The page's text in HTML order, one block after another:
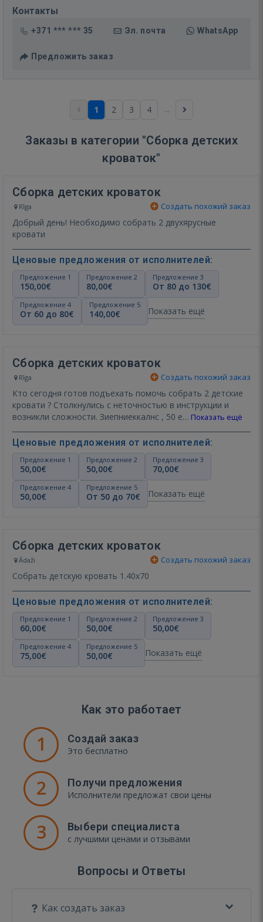
Контакты
+371 *** *** 35 Эл. почта WhatsApp
Предложить заказ
1 2 3 4 ...
Заказы в категории "Сборка детских
кроваток"
Сборка детских кроваток
Rīga Создать похожий заказ
Добрый день! Необходимо собрать 2 двухярусные
кровати
Ценовые предложения от исполнителей:
Предложение 1
150,00€
Предложение 2
80,00€
Предложение 3
От 80 до 130€
Предложение 4
От 60 до 80€
Предложение 5
140,00€ Показать ещё
Сборка детских кроваток
Rīga Создать похожий заказ
Кто сегодня готов подъехать помочь собрать 2 детские
кровати ? Столкнулись с неточностью в инструкции и
возникли сложности. Зиепниеккалнс , 50 е… Показать ещё
Ценовые предложения от исполнителей:
Предложение 1
50,00€
Предложение 2
50,00€
Предложение 3
70,00€
Предложение 4
50,00€
Предложение 5
От 50 до 70€ Показать ещё
Сборка детских кроваток
Ādaži Создать похожий заказ
Собрать детскую кровать 1.40х70
Ценовые предложения от исполнителей:
Предложение 1
60,00€
Предложение 2
50,00€
Предложение 3
50,00€
Предложение 4
75,00€
Предложение 5
50,00€ Показать ещё
Как это работает
1 Создай заказ
Это бесплатно
2 Получи предложения
Исполнители предложат свои цены
3 Выбери специалиста
с лучшими ценами и отзывами
Вопросы и Ответы
Как создать заказ